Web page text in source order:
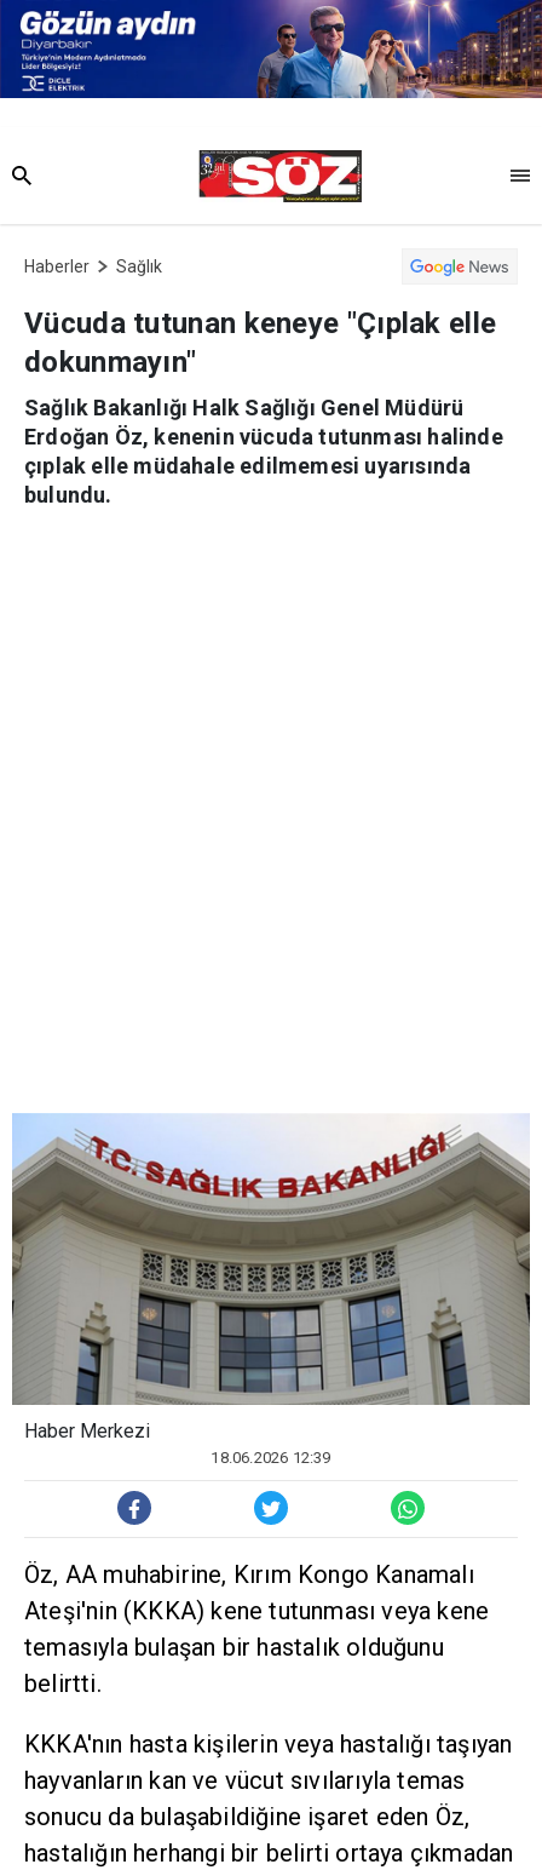
Haberler Sağlık
Vücuda tutunan keneye "Çıplak elle
dokunmayın"
Sağlık Bakanlığı Halk Sağlığı Genel Müdürü
Erdoğan Öz, kenenin vücuda tutunması halinde
çıplak elle müdahale edilmemesi uyarısında
bulundu.
Haber Merkezi
18.06.2026 12:39
Öz, AA muhabirine, Kırım Kongo Kanamalı
Ateşi'nin (KKKA) kene tutunması veya kene
temasıyla bulaşan bir hastalık olduğunu
belirtti.
KKKA'nın hasta kişilerin veya hastalığı taşıyan
hayvanların kan ve vücut sıvılarıyla temas
sonucu da bulaşabildiğine işaret eden Öz,
hastalığın herhangi bir belirti ortaya çıkmadan